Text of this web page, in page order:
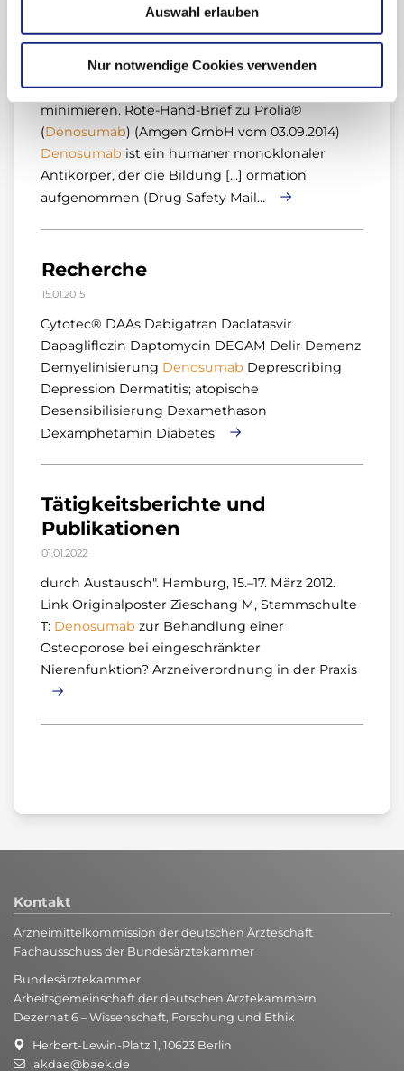
Auswahl erlauben
Nur notwendige Cookies verwenden
Rote-Hand-Briefe
07.06.2022
Risiko für Kieferosteonekrosen und
Hypokalzämien unterDenosumabzu
minimieren. Rote-Hand-Brief zu Prolia®
(Denosumab) (Amgen GmbH vom 03.09.2014)
Denosumab ist ein humaner monoklonaler
Antikörper, der die Bildung [...] ormation
aufgenommen (Drug Safety Mail…
Recherche
15.01.2015
Cytotec® DAAs Dabigatran Daclatasvir
Dapagliflozin Daptomycin DEGAM Delir Demenz
Demyelinisierung Denosumab Deprescribing
Depression Dermatitis; atopische
Desensibilisierung Dexamethason
Dexamphetamin Diabetes
Tätigkeitsberichte und
Publikationen
01.01.2022
durch Austausch". Hamburg, 15.–17. März 2012.
Link Originalposter Zieschang M, Stammschulte
T: Denosumab zur Behandlung einer
Osteoporose bei eingeschränkter
Nierenfunktion? Arzneiverordnung in der Praxis
Kontakt
Arzneimittelkommission der deutschen Ärzteschaft
Fachausschuss der Bundesärztekammer
Bundesärztekammer
Arbeitsgemeinschaft der deutschen Ärztekammern
Dezernat 6 – Wissenschaft, Forschung und Ethik
Herbert-Lewin-Platz 1, 10623 Berlin
akdae@baek.de